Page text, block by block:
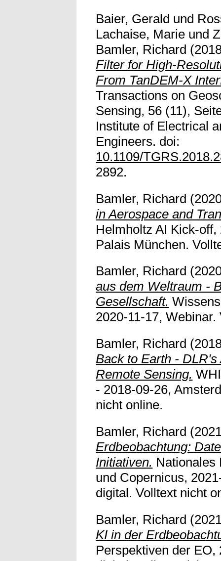
Baier, Gerald und
Lachaise, Marie und
Bamler, Richard
Filter for High-
From TanDEM-X
Transactions on
Sensing, 56 (11),
Institute of Electrical
Engineers. doi:
10.1109/
2892.
Bamler, Richard
in Aerospace and
Helmholtz AI Kick-
Palais München.
Bamler, Richard
aus dem Weltraum -
Gesellschaft.
2020-11-17,
Bamler, Richard
Back to Earth -
Remote Sensing.
- 2018-09-26,
nicht online.
Bamler, Richard
Erdbeobachtung:
Initiativen. Nationales
und Copernicus,
digital. Volltext nicht
Bamler, Richard
KI in der
Perspektiven der